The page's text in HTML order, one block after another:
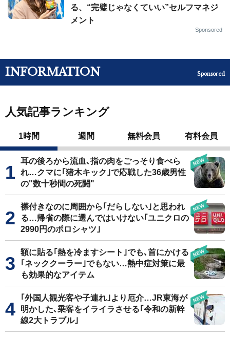
る、“完璧じゃなくていい”セルフマネジ
メント
Sponsored
INFORMATION Sponsored
人気記事ランキング
1時間 週間 無料会員 有料会員
耳の後ろから流血､指の肉をごっそり食べら
れ…クマに｢猪木キック｣で応戦した36歳男性
の"数十秒間の死闘"
襟付きなのに周囲から｢だらしない｣と思われ
る…帰省の際に選んではいけない｢ユニクロの
2990円のポロシャツ｣
額に貼る｢熱を冷ますシート｣でも､首にかける
｢ネッククーラー｣でもない…熱中症対策に最
も効果的なアイテム
｢外国人観光客や子連れ｣より厄介…JR東海が
明かした､乗客をイライラさせる｢令和の新幹
線2大トラブル｣